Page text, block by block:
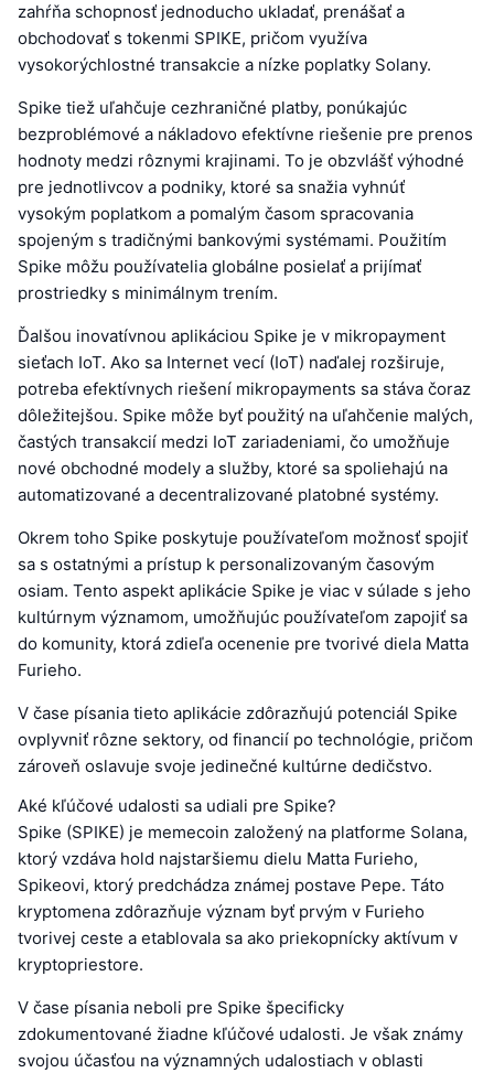
zahŕňa schopnosť jednoducho ukladať, prenášať a
obchodovať s tokenmi SPIKE, pričom využíva
vysokorýchlostné transakcie a nízke poplatky Solany.
Spike tiež uľahčuje cezhraničné platby, ponúkajúc
bezproblémové a nákladovo efektívne riešenie pre prenos
hodnoty medzi rôznymi krajinami. To je obzvlášť výhodné
pre jednotlivcov a podniky, ktoré sa snažia vyhnúť
vysokým poplatkom a pomalým časom spracovania
spojeným s tradičnými bankovými systémami. Použitím
Spike môžu používatelia globálne posielať a prijímať
prostriedky s minimálnym trením.
Ďalšou inovatívnou aplikáciou Spike je v mikropayment
sieťach IoT. Ako sa Internet vecí (IoT) naďalej rozširuje,
potreba efektívnych riešení mikropayments sa stáva čoraz
dôležitejšou. Spike môže byť použitý na uľahčenie malých,
častých transakcií medzi IoT zariadeniami, čo umožňuje
nové obchodné modely a služby, ktoré sa spoliehajú na
automatizované a decentralizované platobné systémy.
Okrem toho Spike poskytuje používateľom možnosť spojiť
sa s ostatnými a prístup k personalizovaným časovým
osiam. Tento aspekt aplikácie Spike je viac v súlade s jeho
kultúrnym významom, umožňujúc používateľom zapojiť sa
do komunity, ktorá zdieľa ocenenie pre tvorivé diela Matta
Furieho.
V čase písania tieto aplikácie zdôrazňujú potenciál Spike
ovplyvniť rôzne sektory, od financií po technológie, pričom
zároveň oslavuje svoje jedinečné kultúrne dedičstvo.
Aké kľúčové udalosti sa udiali pre Spike?
Spike (SPIKE) je memecoin založený na platforme Solana,
ktorý vzdáva hold najstaršiemu dielu Matta Furieho,
Spikeovi, ktorý predchádza známej postave Pepe. Táto
kryptomena zdôrazňuje význam byť prvým v Furieho
tvorivej ceste a etablovala sa ako priekopnícky aktívum v
kryptopriestore.
V čase písania neboli pre Spike špecificky
zdokumentované žiadne kľúčové udalosti. Je však známy
svojou účasťou na významných udalostiach v oblasti